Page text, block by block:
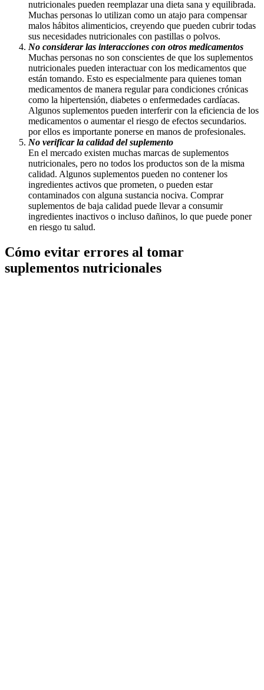
nutricionales pueden reemplazar una dieta sana y equilibrada.
Muchas personas lo utilizan como un atajo para compensar
malos hábitos alimenticios, creyendo que pueden cubrir todas
sus necesidades nutricionales con pastillas o polvos.
No considerar las interacciones con otros medicamentos
Muchas personas no son conscientes de que los suplementos
nutricionales pueden interactuar con los medicamentos que
están tomando. Esto es especialmente para quienes toman
medicamentos de manera regular para condiciones crónicas
como la hipertensión, diabetes o enfermedades cardíacas.
Algunos suplementos pueden interferir con la eficiencia de los
medicamentos o aumentar el riesgo de efectos secundarios.
por ellos es importante ponerse en manos de profesionales.
No verificar la calidad del suplemento
En el mercado existen muchas marcas de suplementos
nutricionales, pero no todos los productos son de la misma
calidad. Algunos suplementos pueden no contener los
ingredientes activos que prometen, o pueden estar
contaminados con alguna sustancia nociva. Comprar
suplementos de baja calidad puede llevar a consumir
ingredientes inactivos o incluso dañinos, lo que puede poner
en riesgo tu salud.
Cómo evitar errores al tomar
suplementos nutricionales